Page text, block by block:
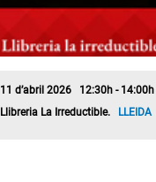
11 d’abril 2026 12:30h - 14:00h
Llibreria La Irreductible. LLEIDA